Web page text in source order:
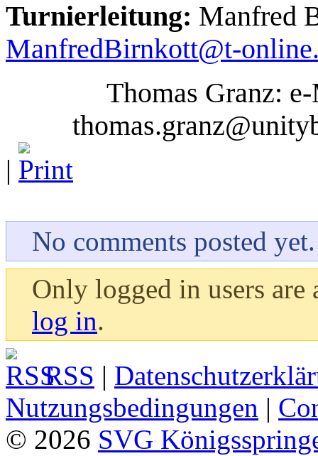
Turnierleitung: Manfred
ManfredBirnkott@t-
Thomas Granz:
|
No comments posted yet.
Only logged in users
log in.
RSS |
Nutzungsbedingungen |
© 2026 SVG